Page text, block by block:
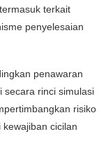
terkait
penyelesaian
penawaran
secara rinci simulasi
risiko
cicilan